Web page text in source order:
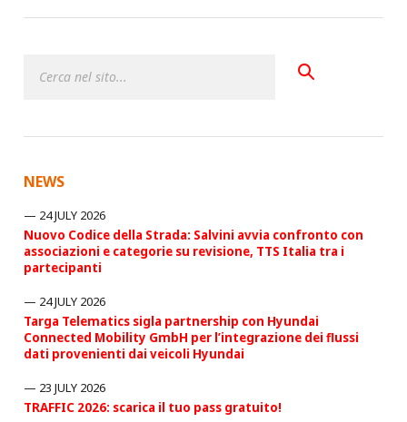
NEWS
24 JULY 2026
Nuovo Codice della Strada: Salvini avvia confronto con
associazioni e categorie su revisione, TTS Italia tra i
partecipanti
24 JULY 2026
Targa Telematics sigla partnership con Hyundai
Connected Mobility GmbH per l’integrazione dei flussi
dati provenienti dai veicoli Hyundai
23 JULY 2026
TRAFFIC 2026: scarica il tuo pass gratuito!